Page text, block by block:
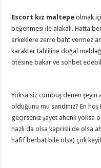
Escort kız maltepe olmak
beğenmesi ile alakalı. Hatta
erkeklere zerre baht vermez
karakter tahliline doğal
ötesine bakar ve sohbet
Yoksa siz cümbüş denen
olduğunu mu sandınız? En hoş
geçirseniz şayet ahenk yoksa
nazlı da olsa kaprisli de olsa
hafif berbat bile olsa) çok